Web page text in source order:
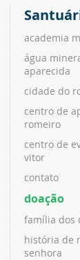
academia
água
aparecida
cidade do
centro de
romeiro
centro de
vitor
contato
doação
família dos
história de
senhora